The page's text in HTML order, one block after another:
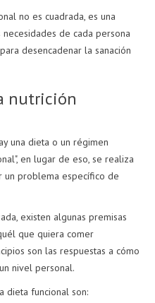
no es cuadrada, es una
de cada persona
desencadenar la sanación
nutrición
una dieta o un régimen
en lugar de eso, se realiza
un problema específico de
existen algunas premisas
que quiera comer
son las respuestas a cómo
nivel personal.
dieta funcional son: